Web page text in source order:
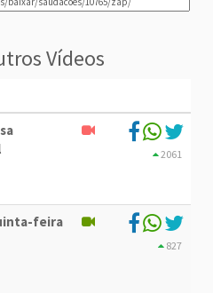
Vídeos
2061
feira
827